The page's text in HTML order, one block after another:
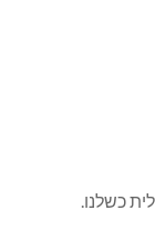
כשלנו.